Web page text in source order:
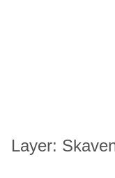
Layer: